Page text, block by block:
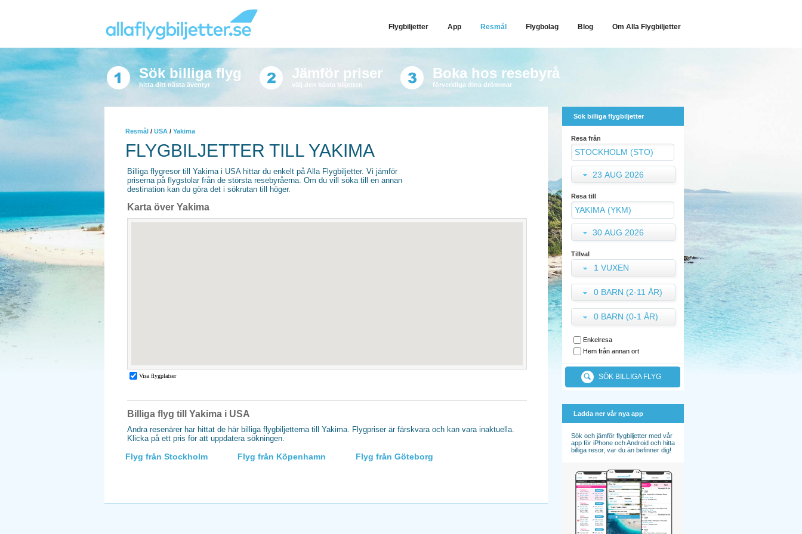
Flygbiljetter App Resmål Flygbolag Blog Om Alla Flygbiljetter
Sök billiga flyg
hitta ditt nästa äventyr
Jämför priser
välj den bästa biljetten
Boka hos resebyrå
förverkliga dina drömmar
Resmål / USA / Yakima
FLYGBILJETTER TILL YAKIMA
Billiga flygresor till Yakima i USA hittar du enkelt på Alla Flygbiljetter. Vi jämför
priserna på flygstolar från de största resebyråerna. Om du vill söka till en annan
destination kan du göra det i sökrutan till höger.
Karta över Yakima
Billiga flyg till Yakima i USA
Andra resenärer har hittat de här billiga flygbiljetterna till Yakima. Flygpriser är färskvara och kan vara inaktuella.
Klicka på ett pris för att uppdatera sökningen.
Flyg från Stockholm Flyg från Köpenhamn Flyg från Göteborg
Sök billiga flygbiljetter
Resa från
23 AUG 2026
Resa till
30 AUG 2026
Tillval
1 VUXEN
0 BARN (2-11 ÅR)
0 BARN (0-1 ÅR)
Enkelresa
Hem från annan ort
SÖK BILLIGA FLYG
Ladda ner vår nya app
Sök och jämför flygbiljetter med vår
app för iPhone och Android och hitta
billiga resor, var du än befinner dig!